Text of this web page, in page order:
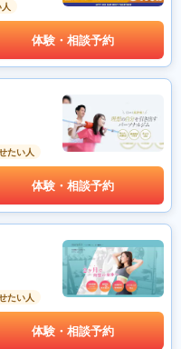
体験・相談予約
たい人
体験・相談予約
たい人
体験・相談予約